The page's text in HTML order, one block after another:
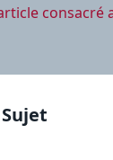
consacré